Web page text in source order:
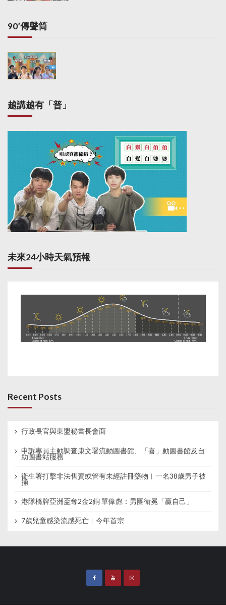
90’傳聲筒
越講越有「普」
未來24小時天氣預報
Recent Posts
行政長官與東盟秘書長會面
申訴專員主動調查康文署流動圖書館、「喜」動圖書館及自
助圖書站服務
衞生署打擊非法售賣或管有未經註冊藥物︱一名38歲男子被
捕
港隊橋牌亞洲盃奪2金2銅 單偉彪：男團衛冕「贏自己」
7歲兒童感染流感死亡︱今年首宗